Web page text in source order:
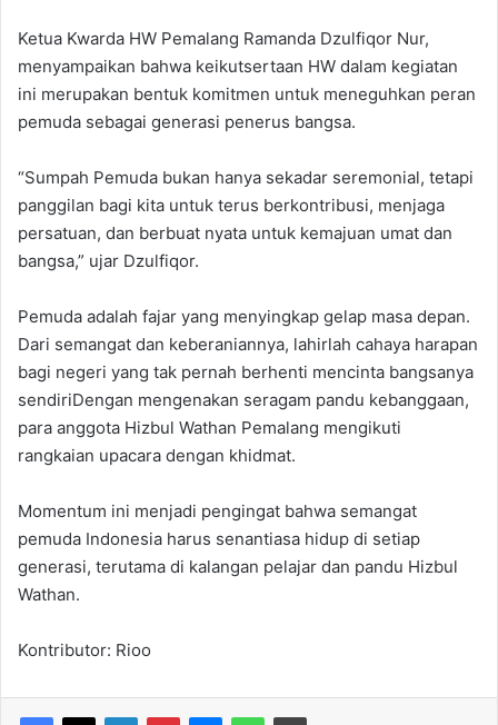
Ketua Kwarda HW Pemalang Ramanda Dzulfiqor Nur,
menyampaikan bahwa keikutsertaan HW dalam kegiatan
ini merupakan bentuk komitmen untuk meneguhkan peran
pemuda sebagai generasi penerus bangsa.
“Sumpah Pemuda bukan hanya sekadar seremonial, tetapi
panggilan bagi kita untuk terus berkontribusi, menjaga
persatuan, dan berbuat nyata untuk kemajuan umat dan
bangsa,” ujar Dzulfiqor.
Pemuda adalah fajar yang menyingkap gelap masa depan.
Dari semangat dan keberaniannya, lahirlah cahaya harapan
bagi negeri yang tak pernah berhenti mencinta bangsanya
sendiriDengan mengenakan seragam pandu kebanggaan,
para anggota Hizbul Wathan Pemalang mengikuti
rangkaian upacara dengan khidmat.
Momentum ini menjadi pengingat bahwa semangat
pemuda Indonesia harus senantiasa hidup di setiap
generasi, terutama di kalangan pelajar dan pandu Hizbul
Wathan.
Kontributor: Rioo